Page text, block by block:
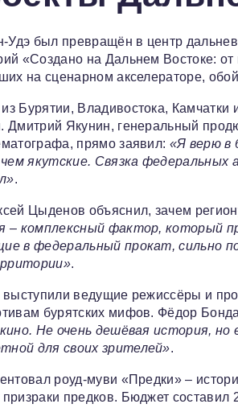
был превращён в центр
«Создано на Дальнем Востоке:
на сценарном акселераторе,
Бурятии, Владивостока,
Дмитрий Якунин, генеральный
прямо заявил: «Я верю в
якутские. Связка
.
Цыденов объяснил, зачем
– комплексный фактор, который
в федеральный прокат, сильно
.
выступили ведущие режиссёры и
бурятских мифов. Фёдор
Не очень дешёвая история,
для своих зрителей».
роуд‑муви «Предки» –
предков. Бюджет